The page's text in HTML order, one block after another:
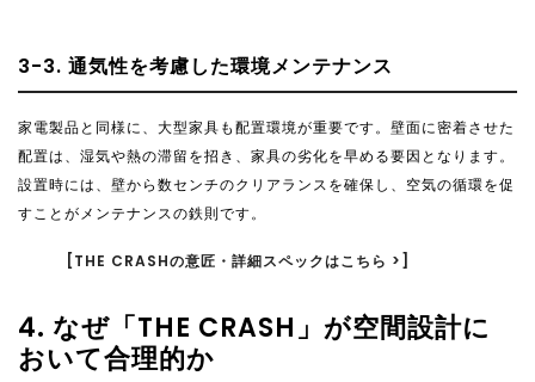
3-3. 通気性を考慮した環境メンテナンス
家電製品と同様に、大型家具も配置環境が重要です。壁面に密着させた
配置は、湿気や熱の滞留を招き、家具の劣化を早める要因となります。
設置時には、壁から数センチのクリアランスを確保し、空気の循環を促
すことがメンテナンスの鉄則です。
[THE CRASHの意匠・詳細スペックはこちら >]
4. なぜ「THE CRASH」が空間設計に
おいて合理的か